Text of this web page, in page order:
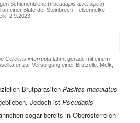
Schienenbiene (Pseudapis diversipes)
einer Blüte der Steinbrech-Felsennelke
2.9.2023
Cerceris interrupta lähmt gerade mit einem
zur Versorgung einer Brutzelle. Melk,
BrutparasitenPasites maculatus
Jedoch istPseudapis
sogar bereits in Oberösterreich